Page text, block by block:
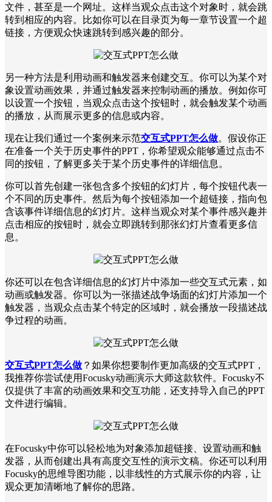
文件，甚至是一个网址。这样当观众点击这个对象时，就会跳
转到相应的内容。比如你可以在目录页为每一章节设置一个超
链接，方便观众快速跳转到感兴趣的部分。
另一种方法是利用动画和触发器来创建交互。你可以为某个对
象设置动画效果，并通过触发器来控制动画的播放。例如你可
以设置一个按钮，当观众点击这个按钮时，就会触发某个动画
的播放，从而展示更多的信息或内容。
现在让我们通过一个案例来示范交互式PPT怎么做。假设你正
在准备一个关于历史事件的PPT，你希望观众能够通过点击不
同的按钮，了解更多关于某个历史事件的详细信息。
你可以首先创建一张包含多个按钮的幻灯片，每个按钮代表一
个不同的历史事件。然后为每个按钮添加一个超链接，指向包
含该事件详细信息的幻灯片。这样当观众对某个事件感兴趣并
点击相应的按钮时，就会立即跳转到那张幻灯片查看更多信
息。
你还可以在包含详细信息的幻灯片中添加一些交互式元素，如
动画或触发器。你可以为一张描述战争场面的幻灯片添加一个
触发器，当观众点击某个特定的区域时，就会播放一段描述战
争过程的动画。
交互式PPT怎么做 ？如果你想要制作更加高级的交互式PPT，
我推荐你尝试使用Focusky动画演示大师这款软件。Focusky不
仅提供了丰富的动画效果和交互功能，还支持导入自己的PPT
文件进行编辑。
在Focusky中你可以轻松地为对象添加超链接、设置动画和触
发器，从而创建出具有高度交互性的演示文稿。你还可以利用
Focusky的思维导图功能，以非线性的方式展示你的内容，让
观众更加清晰地了解你的思路。